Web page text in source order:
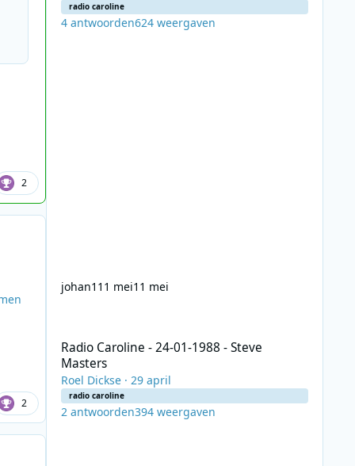
2
2
radio caroline
4 antwoorden624 weergaven
johan1 11 mei11 mei
Radio Caroline - 24-01-1988 - Steve
Masters
Roel Dickse· 29 april
radio caroline
2 antwoorden394 weergaven